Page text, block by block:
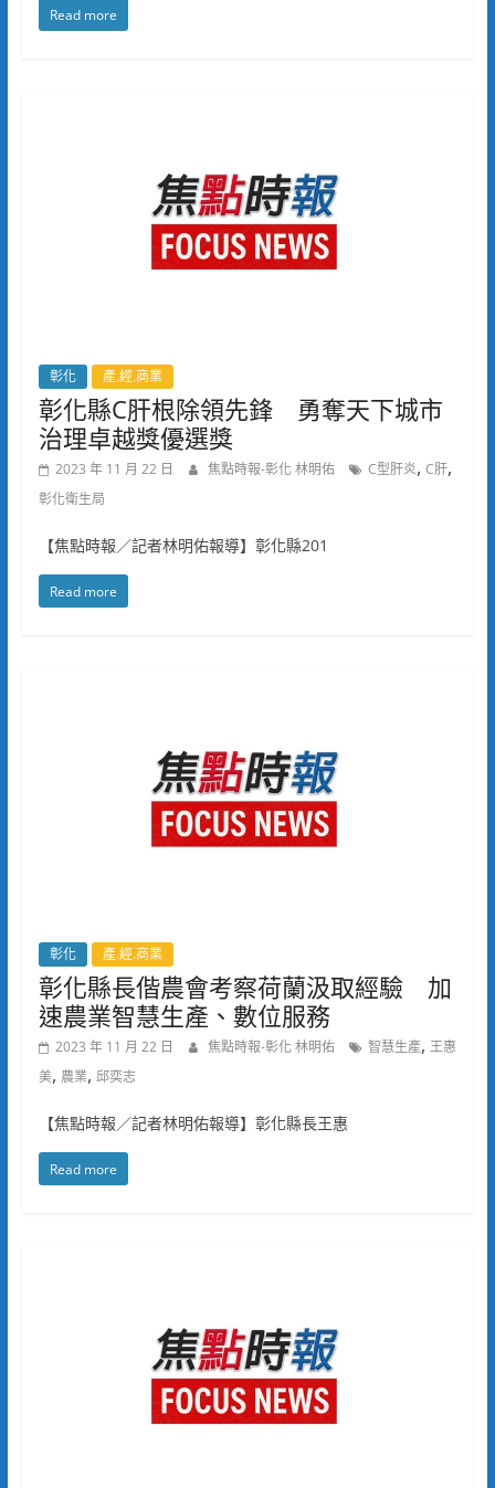
Read more
彰化 產.經.商業
彰化縣C肝根除領先鋒 勇奪天下城市
治理卓越獎優選獎
2023 年 11 月 22 日 焦點時報-彰化 林明佑 C型肝炎, C肝,
彰化衛生局
【焦點時報／記者林明佑報導】彰化縣201
Read more
彰化 產.經.商業
彰化縣長偕農會考察荷蘭汲取經驗 加
速農業智慧生產、數位服務
2023 年 11 月 22 日 焦點時報-彰化 林明佑 智慧生產, 王惠
美, 農業, 邱奕志
【焦點時報／記者林明佑報導】彰化縣長王惠
Read more